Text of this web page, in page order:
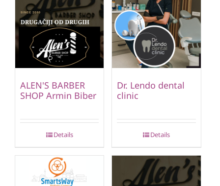
ALEN'S BARBER
SHOP Armin Biber
Details
Dr. Lendo dental
clinic
Details